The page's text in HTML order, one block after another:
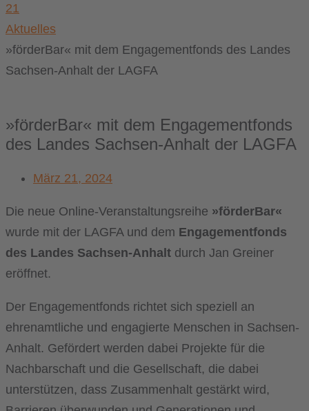
21
Aktuelles
»förderBar« mit dem Engagementfonds des Landes
Sachsen-Anhalt der LAGFA
»förderBar« mit dem Engagementfonds
des Landes Sachsen-Anhalt der LAGFA
März 21, 2024
Die neue Online-Veranstaltungsreihe »förderBar«
wurde mit der LAGFA und dem Engagementfonds
des Landes Sachsen-Anhalt durch Jan Greiner
eröffnet.
Der Engagementfonds richtet sich speziell an
ehrenamtliche und engagierte Menschen in Sachsen-
Anhalt. Gefördert werden dabei Projekte für die
Nachbarschaft und die Gesellschaft, die dabei
unterstützen, dass Zusammenhalt gestärkt wird,